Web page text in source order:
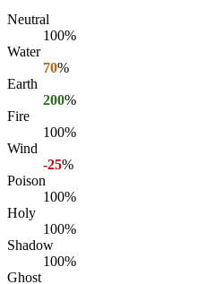
Neutral
100%
Water
70%
Earth
200%
Fire
100%
Wind
-25%
Poison
100%
Holy
100%
Shadow
100%
Ghost